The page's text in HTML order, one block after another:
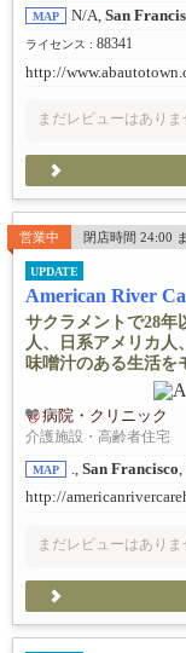
MAP N/A, San
ライセンス : 88341
http://
まだレビューはありま
営業中 閉店時間 24:00
UPDATE
American River
サクラメントで28年
人、日系アメリカ
味噌汁のある生活を
病院・クリニック
介護施設・高齢者住宅
MAP ., San Francisco,
http://
まだレビューはありま